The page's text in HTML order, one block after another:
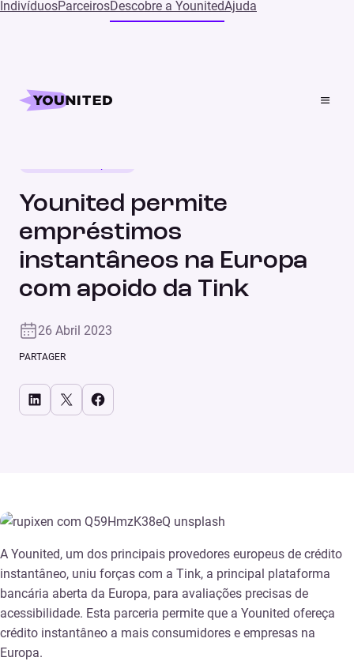
IndivíduosParceirosDescobre a YounitedAjuda
Home
Younited permite empréstimos instantâneos na Europa
Younited permite
empréstimos
instantâneos na Europa
com apoido da Tink
26 Abril 2023
PARTAGER
Share on LinkedIn Share on X Share on Facebook
A Younited, um dos principais provedores europeus de crédito
instantâneo, uniu forças com a Tink, a principal plataforma
bancária aberta da Europa, para avaliações precisas de
acessibilidade. Esta parceria permite que a Younited ofereça
crédito instantâneo a mais consumidores e empresas na
Europa.